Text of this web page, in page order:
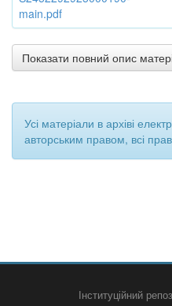
main.pdf
Показати повний опис
Усі матеріали в архіві
авторським правом, всі
Інституційний